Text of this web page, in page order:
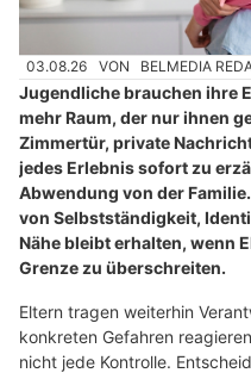
03.08.26 VON BELMEDIA
Jugendliche brauchen ihre
mehr Raum, der nur ihnen
Zimmertür, private
jedes Erlebnis sofort zu
Abwendung von der
von Selbstständigkeit,
Nähe bleibt erhalten, wenn
Grenze zu überschreiten.
Eltern tragen weiterhin
konkreten Gefahren
nicht jede Kontrolle.